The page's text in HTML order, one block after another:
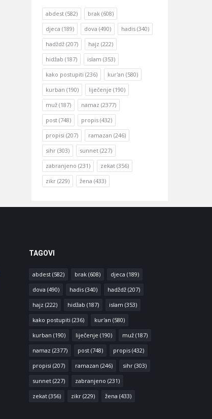
abdest (582) brak (608)
djeca (189) dova (490) hadis (340)
hadždž (207) hajz (222)
hidžab (187) islam (353)
kako postupiti (236) kur'an (580)
kurban (190) liječenje (190)
muž (187) namaz (2377)
post (748) propis (432)
propisi (207) ramazan (246)
sihr (303) sunnet (227)
zabranjeno (231) zekat (356)
zikr (229) žena (433)
TAGOVI
abdest(582) brak(608) djeca (189)
dova (490) hadis(340) hadždž(207)
hajz (222) hidžab (187) islam (353)
kako postupiti (236) kur'an (580)
kurban (190) liječenje (190) muž(187)
namaz (2377) post(748) propis(432)
propisi (207) ramazan (246) sihr(303)
sunnet(227) zabranjeno (231)
zekat(356) zikr(229) žena (433)